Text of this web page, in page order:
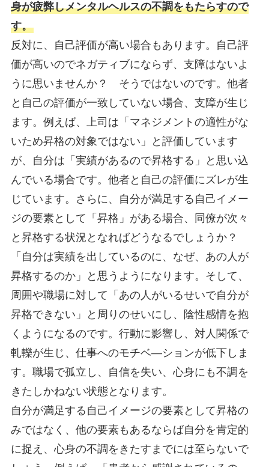
身が疲弊しメンタルヘルスの不調をもたらすので
す。
反対に、自己評価が高い場合もあります。自己評
価が高いのでネガティブにならず、支障はないよ
うに思いませんか？ そうではないのです。他者
と自己の評価が一致していない場合、支障が生じ
ます。例えば、上司は「マネジメントの適性がな
いため昇格の対象ではない」と評価しています
が、自分は「実績があるので昇格する」と思い込
んでいる場合です。他者と自己の評価にズレが生
じています。さらに、自分が満足する自己イメー
ジの要素として「昇格」がある場合、同僚が次々
と昇格する状況となればどうなるでしょうか？
「自分は実績を出しているのに、なぜ、あの人が
昇格するのか」と思うようになります。そして、
周囲や職場に対して「あの人がいるせいで自分が
昇格できない」と周りのせいにし、陰性感情を抱
くようになるのです。行動に影響し、対人関係で
軋轢が生じ、仕事へのモチベ―ションが低下しま
す。職場で孤立し、自信を失い、心身にも不調を
きたしかねない状態となります。
自分が満足する自己イメージの要素として昇格の
みではなく、他の要素もあるならば自分を肯定的
に捉え、心身の不調をきたすまでには至らないで